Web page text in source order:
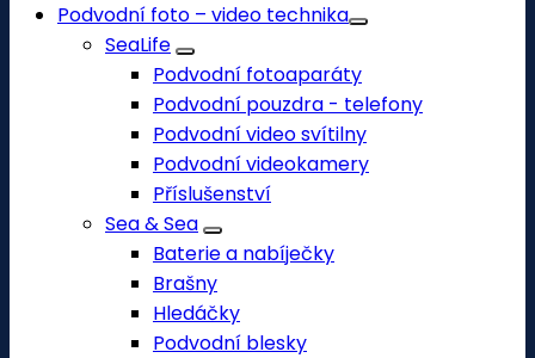
Podvodní foto – video technika
SeaLife
Podvodní fotoaparáty
Podvodní pouzdra - telefony
Podvodní video svítilny
Podvodní videokamery
Příslušenství
Sea & Sea
Baterie a nabíječky
Brašny
Hledáčky
Podvodní blesky